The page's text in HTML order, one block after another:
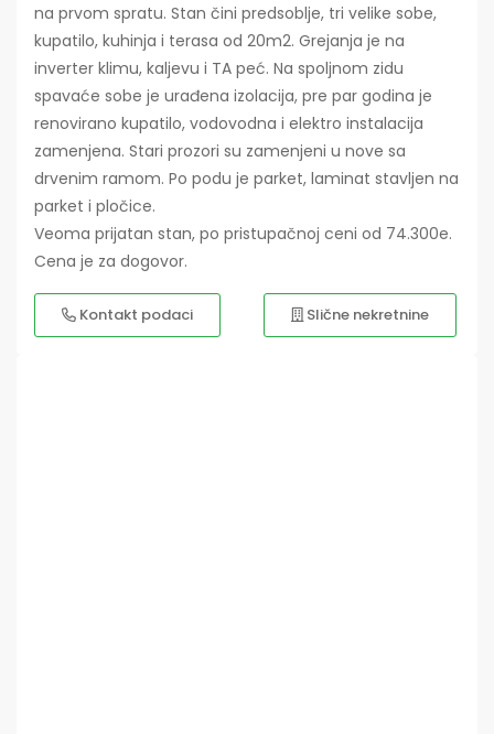
na prvom spratu. Stan čini predsoblje, tri velike sobe,
kupatilo, kuhinja i terasa od 20m2. Grejanja je na
inverter klimu, kaljevu i TA peć. Na spoljnom zidu
spavaće sobe je urađena izolacija, pre par godina je
renovirano kupatilo, vodovodna i elektro instalacija
zamenjena. Stari prozori su zamenjeni u nove sa
drvenim ramom. Po podu je parket, laminat stavljen na
parket i pločice.
Veoma prijatan stan, po pristupačnoj ceni od 74.300e.
Cena je za dogovor.
Kontakt podaci Slične nekretnine